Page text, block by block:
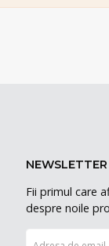
NEWSLETTER
Fii primul care
despre noile